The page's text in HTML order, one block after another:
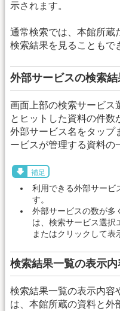
示されます。
通常検索では、本館所蔵
検索結果を見ることもで
外部サービスの検索
画面上部の検索サービス
とヒットした資料の件数
外部サービス名をタップ
ービスが管理する資料の
補足
利用できる外部サービ
す。
外部サービスの数が多
は、検索サービス選択
またはクリックして表
検索結果一覧の表示
検索結果一覧の表示内容
は、本館所蔵の資料と外